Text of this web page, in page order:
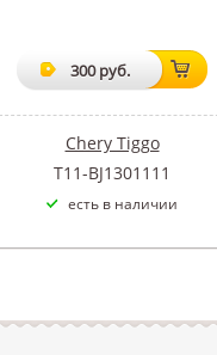
300 руб.
Chery Tiggo
T11-BJ1301111
есть в наличии